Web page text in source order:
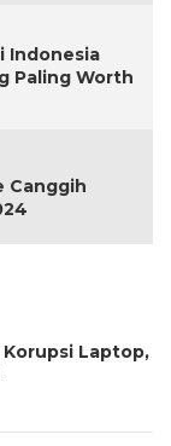
Indonesia
Paling Worth
Canggih
Laptop,